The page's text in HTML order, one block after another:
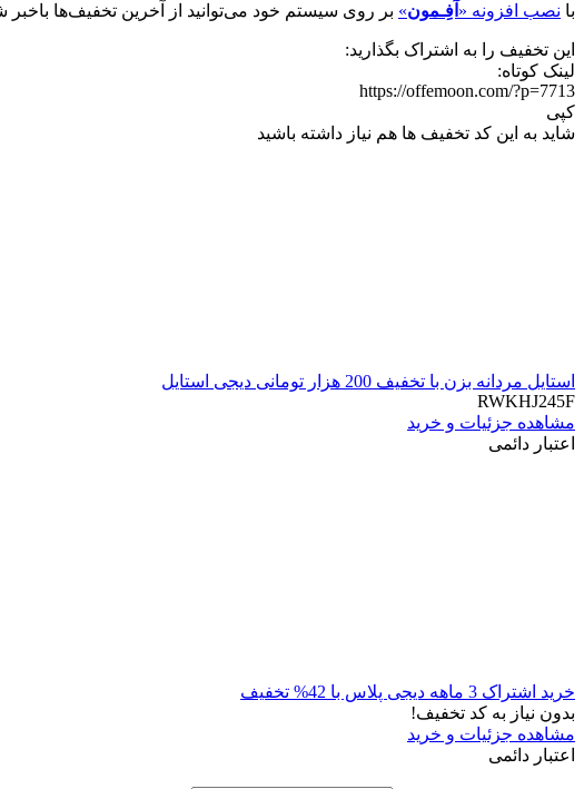
با نصب افزونه « آفِـمون» بر روی سیستم خود می‌توانید از آخرین تخفیف‌ها باخبر
این تخفیف را به اشتراک بگذارید:
لینک کوتاه:
https://offemoon.com/?p=7713
کپی
شاید به این کد تخفیف ها هم نیاز داشته باشید
استایل مردانه بزن با تخفیف 200 هزار تومانی دیجی استایل
RWKHJ245F
مشاهده جزئیات و خرید
اعتبار دائمی
خرید اشتراک 3 ماهه دیجی پلاس با 42% تخفیف
بدون نیاز به کد تخفیف!
مشاهده جزئیات و خرید
اعتبار دائمی